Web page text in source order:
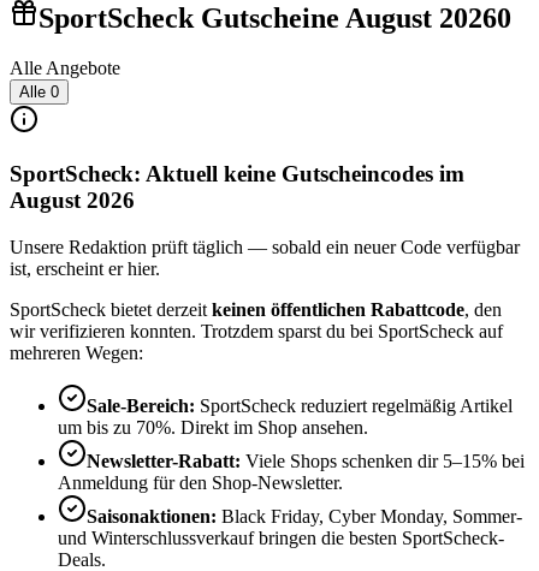
SportScheck Gutscheine August 20260
Alle Angebote
Alle 0
SportScheck: Aktuell keine Gutscheincodes im
August 2026
Unsere Redaktion prüft täglich — sobald ein neuer Code verfügbar
ist, erscheint er hier.
SportScheck bietet derzeit keinen öffentlichen Rabattcode, den
wir verifizieren konnten. Trotzdem sparst du bei SportScheck auf
mehreren Wegen:
Sale-Bereich: SportScheck reduziert regelmäßig Artikel
um bis zu 70%. Direkt im Shop ansehen.
Newsletter-Rabatt: Viele Shops schenken dir 5–15% bei
Anmeldung für den Shop-Newsletter.
Saisonaktionen: Black Friday, Cyber Monday, Sommer-
und Winterschlussverkauf bringen die besten SportScheck-
Deals.